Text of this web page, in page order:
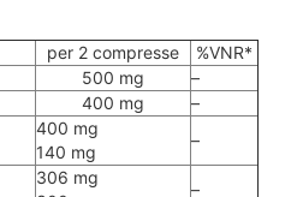
per 2 compresse
%VNR*
500 mg
–
400 mg
–
400 mg
140 mg
–
306 mg
–